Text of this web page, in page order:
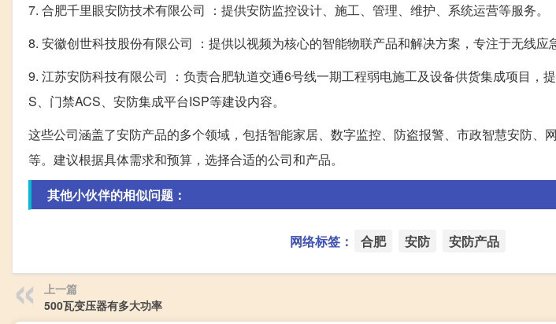
7. 合肥千里眼安防技术有限公司 ：提供安防监控设计、施工、管理、维护、系统运营等服务。
8. 安徽创世科技股份有限公司 ：提供以视频为核心的智能物联产品和解决方案，专注于无线应
9. 江苏安防科技有限公司 ：负责合肥轨道交通6号线一期工程弱电施工及设备供货集成项目，
S、门禁ACS、安防集成平台ISP等建设内容。
这些公司涵盖了安防产品的多个领域，包括智能家居、数字监控、防盗报警、市政智慧安防、
等。建议根据具体需求和预算，选择合适的公司和产品。
其他小伙伴的相似问题：
网络标签： 合肥 安防 安防产品
上一篇
500瓦变压器有多大功率